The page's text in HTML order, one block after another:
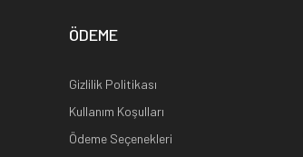
ÖDEME
Gizlilik Politikası
Kullanım Koşulları
Ödeme Seçenekleri